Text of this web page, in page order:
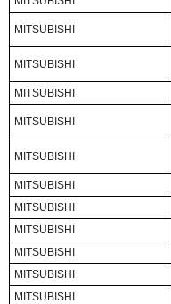
MITSUBISHI
MITSUBISHI
MITSUBISHI
MITSUBISHI
MITSUBISHI
MITSUBISHI
MITSUBISHI
MITSUBISHI
MITSUBISHI
MITSUBISHI
MITSUBISHI